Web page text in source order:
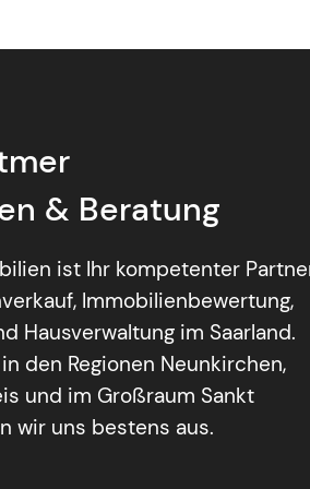
& Beratung
ist Ihr kompetenter
Immobilienbewertung,
Hausverwaltung im Saarland.
den Regionen Neunkirchen,
und im Großraum Sankt
wir uns bestens aus.